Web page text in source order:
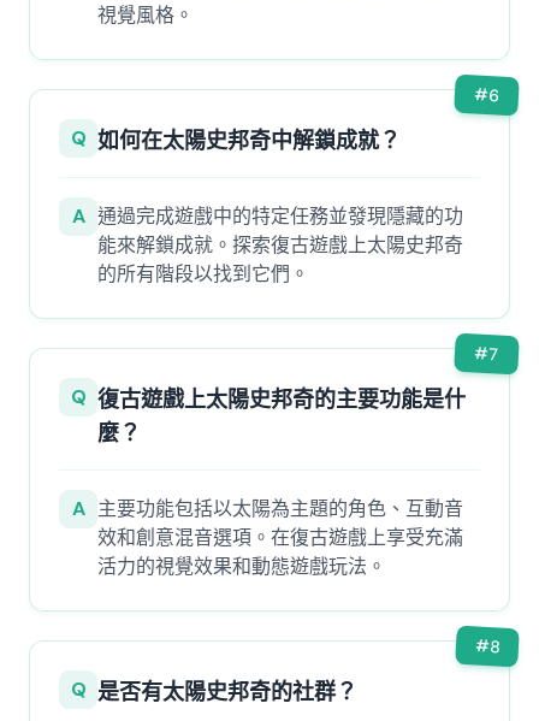
視覺風格。
#6
Q 如何在太陽史邦奇中解鎖成就？
A 通過完成遊戲中的特定任務並發現隱藏的功
能來解鎖成就。探索復古遊戲上太陽史邦奇
的所有階段以找到它們。
#7
Q 復古遊戲上太陽史邦奇的主要功能是什
麼？
A 主要功能包括以太陽為主題的角色、互動音
效和創意混音選項。在復古遊戲上享受充滿
活力的視覺效果和動態遊戲玩法。
#8
Q 是否有太陽史邦奇的社群？